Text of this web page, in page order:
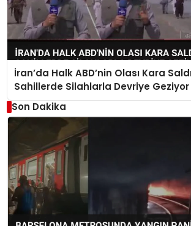
İran’da Halk ABD’nin Olası Kara
Sahillerde Silahlarla Devriye Geziyor
Son Dakika